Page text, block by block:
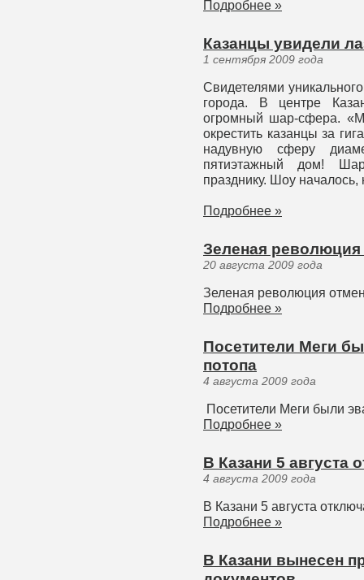
Подробнее »
Казанцы увидели
1 сентября 2009 года
Свидетелями
города. В центре
огромный шар-сфера.
окрестить казанцы за
надувную сферу
пятиэтажный дом!
празднику. Шоу началось,
Подробнее »
Зеленая революция
20 августа 2009 года
Зеленая революция
Подробнее »
Посетители Меги
потопа
4 августа 2009 года
Посетители Меги были
Подробнее »
В Казани 5 августа
4 августа 2009 года
В Казани 5 августа
Подробнее »
В Казани вынесен